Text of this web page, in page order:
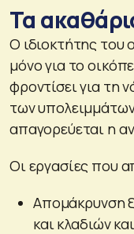
Τα
Ο ιδιοκτήτης του
μόνο για το
φροντίσει για τη
των
απαγορεύεται η
Οι εργασίες που
Απομάκρυνση
και κλαδιών